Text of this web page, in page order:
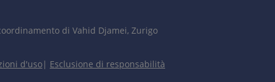
(spaghetti e polpette)
di Vahid Djamei, Zurigo
d'uso| Esclusione di responsabilità